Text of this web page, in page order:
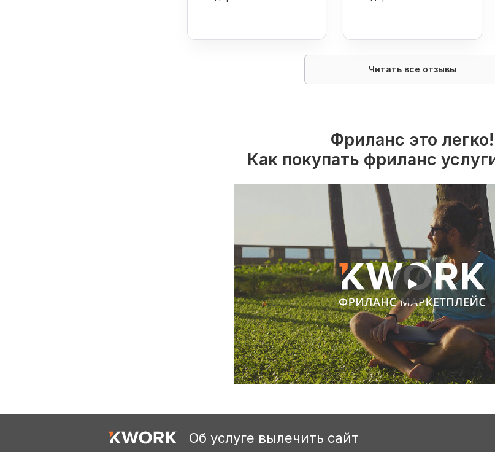
раза
Читать все отзывы
Фриланс это легко!
Как покупать фриланс
Об услуге вылечить сайт